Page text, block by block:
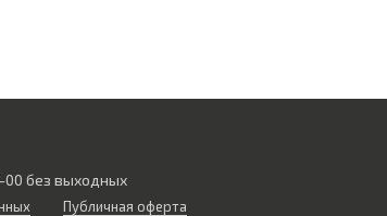
00 без выходных
Публичная оферта